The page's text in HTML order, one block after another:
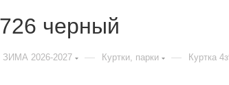
черный
ЗИМА 2026-2027 — Куртки, парки — Куртка